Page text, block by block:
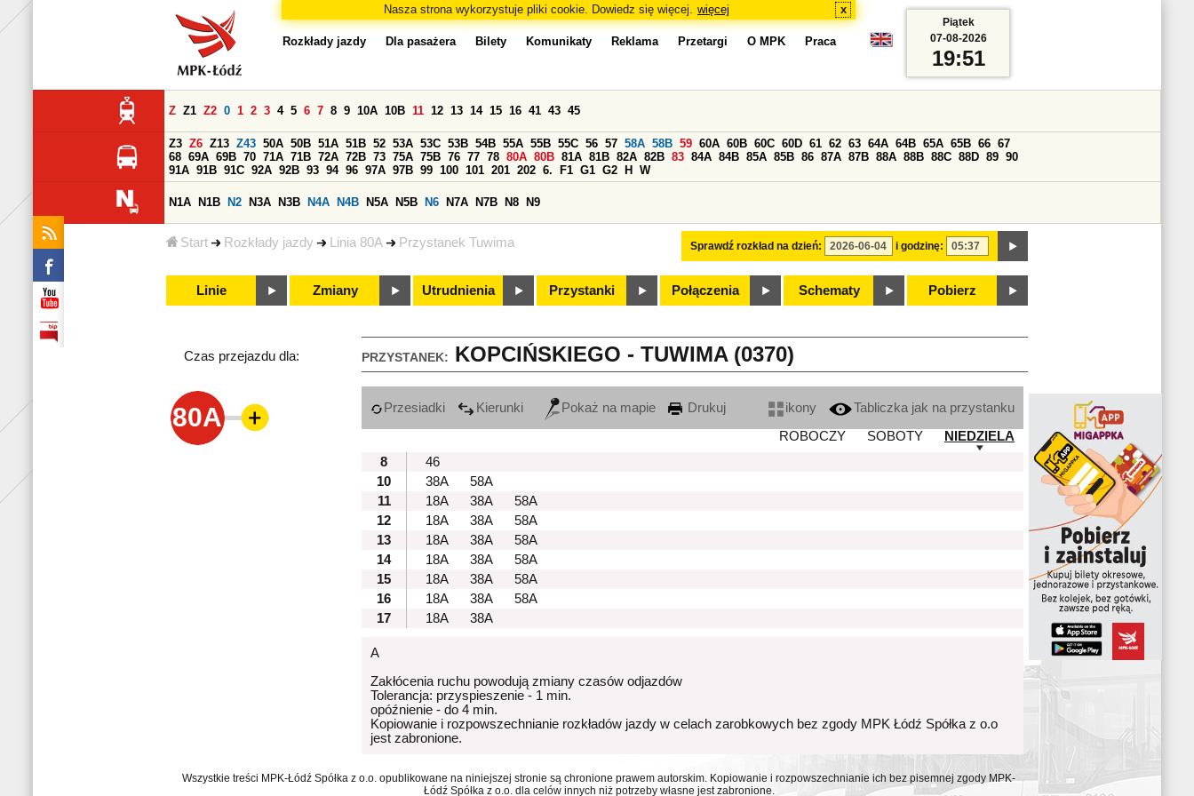
Nasza strona wykorzystuje pliki cookie. Dowiedz się więcej. więcej x
Start Rozkłady jazdy Linia 80A Przystanek Tuwima
Rozkłady jazdy Dla pasażera Bilety Komunikaty Reklama Przetargi O MPK Praca
Sprawdź rozkład na dzień: i godzinę:
Z Z1 Z2 0 1 2 3 4 5 6 7 8 9 10A 10B 11 12 13 14 15 16 41 43 45
Z3 Z6 Z13 Z43 50A 50B 51A 51B 52 53A 53C 53B 54B 55A 55B 55C 56 57 58A 58B 59 60A 60B 60C 60D 61 62 63 64A 64B 65A 65B 66 67
68 69A 69B 70 71A 71B 72A 72B 73 75A 75B 76 77 78 80A 80B 81A 81B 82A 82B 83 84A 84B 85A 85B 86 87A 87B 88A 88B 88C 88D 89 90
91A 91B 91C 92A 92B 93 94 96 97A 97B 99 100 101 201 202 6. F1 G1 G2 H W
N1A N1B N2 N3A N3B N4A N4B N5A N5B N6 N7A N7B N8 N9
Linie Zmiany Utrudnienia Przystanki Połączenia Schematy Pobierz
Piątek
07-08-2026
19:51
PRZYSTANEK: KOPCIŃSKIEGO - TUWIMA (0370)
Czas przejazdu dla:
80A Przesiadki Kierunki Pokaż na mapie Drukuj ikony
Tabliczka jak na przystanku
ROBOCZY
SOBOTY
NIEDZIELA
8
46
10
38A
58A
11
18A 38A
58A
12
18A 38A
58A
13
18A 38A
58A
14
18A 38A
58A
15
18A 38A
58A
16
18A 38A
58A
17
18A 38A
A
Zakłócenia ruchu powodują zmiany czasów odjazdów
Tolerancja: przyspieszenie - 1 min.
opóźnienie - do 4 min.
Kopiowanie i rozpowszechnianie rozkładów jazdy w celach zarobkowych bez zgody MPK Łódź Spółka z o.o
jest zabronione.
Wszystkie treści MPK-Łódź Spółka z o.o. opublikowane na niniejszej stronie są chronione prawem autorskim. Kopiowanie i rozpowszechnianie ich bez pisemnej zgody MPK-
Łódź Spółka z o.o. dla celów innych niż potrzeby własne jest zabronione.